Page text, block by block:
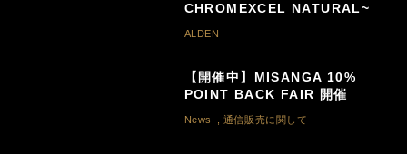
CHROMEXCEL NATURAL~
ALDEN
【開催中】MISANGA 10%
POINT BACK FAIR 開催
News 通信販売に関して